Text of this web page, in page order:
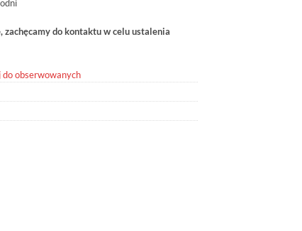
do kontaktu w celu ustalenia
do obserwowanych